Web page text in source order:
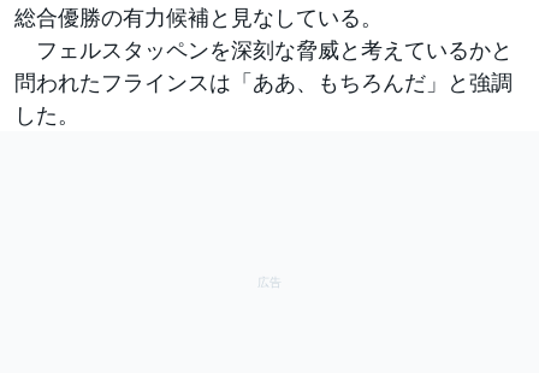
総合優勝の有力候補と見なしている。
フェルスタッペンを深刻な脅威と考えているかと
問われたフラインスは「ああ、もちろんだ」と強調
した。